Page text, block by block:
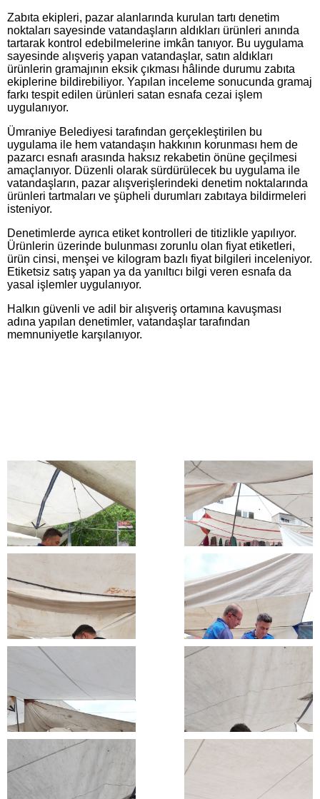
Zabıta ekipleri, pazar alanlarında kurulan tartı denetim
noktaları sayesinde vatandaşların aldıkları ürünleri anında
tartarak kontrol edebilmelerine imkân tanıyor. Bu uygulama
sayesinde alışveriş yapan vatandaşlar, satın aldıkları
ürünlerin gramajının eksik çıkması hâlinde durumu zabıta
ekiplerine bildirebiliyor. Yapılan inceleme sonucunda gramaj
farkı tespit edilen ürünleri satan esnafa cezai işlem
uygulanıyor.
Ümraniye Belediyesi tarafından gerçekleştirilen bu
uygulama ile hem vatandaşın hakkının korunması hem de
pazarcı esnafı arasında haksız rekabetin önüne geçilmesi
amaçlanıyor. Düzenli olarak sürdürülecek bu uygulama ile
vatandaşların, pazar alışverişlerindeki denetim noktalarında
ürünleri tartmaları ve şüpheli durumları zabıtaya bildirmeleri
isteniyor.
Denetimlerde ayrıca etiket kontrolleri de titizlikle yapılıyor.
Ürünlerin üzerinde bulunması zorunlu olan fiyat etiketleri,
ürün cinsi, menşei ve kilogram bazlı fiyat bilgileri inceleniyor.
Etiketsiz satış yapan ya da yanıltıcı bilgi veren esnafa da
yasal işlemler uygulanıyor.
Halkın güvenli ve adil bir alışveriş ortamına kavuşması
adına yapılan denetimler, vatandaşlar tarafından
memnuniyetle karşılanıyor.